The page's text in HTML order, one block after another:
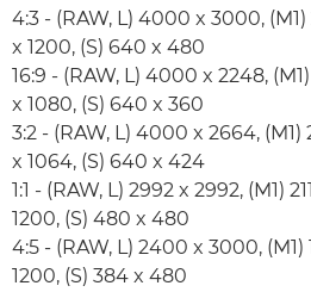
4:3 - (RAW, L) 4000 x 3000, (M1)
x 1200, (S) 640 x 480
16:9 - (RAW, L) 4000 x 2248,
x 1080, (S) 640 x 360
3:2 - (RAW, L) 4000 x 2664, (M1)
x 1064, (S) 640 x 424
1:1 - (RAW, L) 2992 x 2992, (M1)
1200, (S) 480 x 480
4:5 - (RAW, L) 2400 x 3000, (M1)
1200, (S) 384 x 480